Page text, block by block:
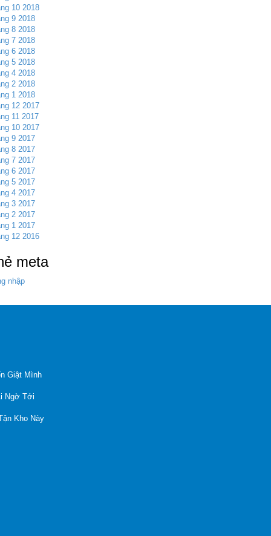
10 2018
9 2018
8 2018
7 2018
6 2018
5 2018
4 2018
2 2018
1 2018
12 2017
11 2017
10 2017
9 2017
8 2017
7 2017
6 2017
5 2017
4 2017
3 2017
2 2017
1 2017
12 2016
meta
nhập
Giật Mình
Ngờ Tới
Kho Này